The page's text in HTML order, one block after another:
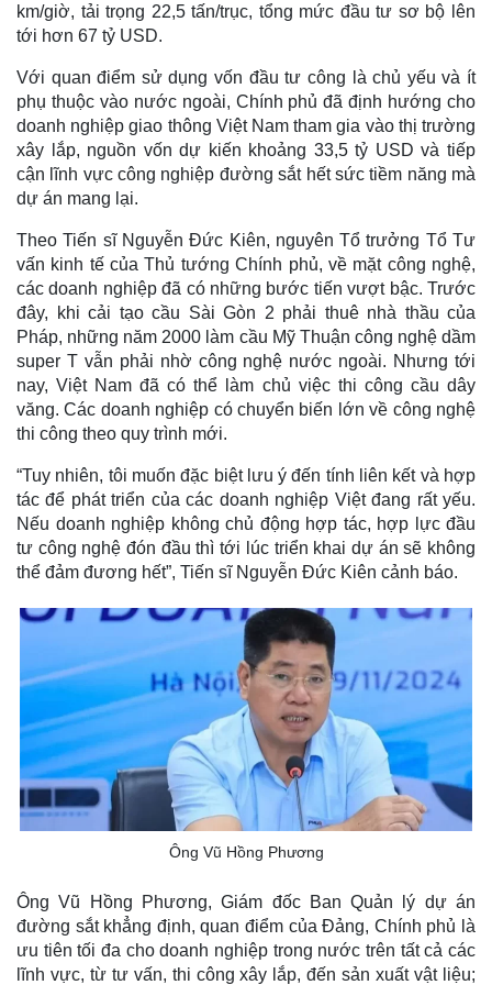
km/giờ, tải trọng 22,5 tấn/trục, tổng mức đầu tư sơ bộ lên
tới hơn 67 tỷ USD.
Với quan điểm sử dụng vốn đầu tư công là chủ yếu và ít
phụ thuộc vào nước ngoài, Chính phủ đã định hướng cho
doanh nghiệp giao thông Việt Nam tham gia vào thị trường
xây lắp, nguồn vốn dự kiến khoảng 33,5 tỷ USD và tiếp
cận lĩnh vực công nghiệp đường sắt hết sức tiềm năng mà
dự án mang lại.
Theo Tiến sĩ Nguyễn Đức Kiên, nguyên Tổ trưởng Tổ Tư
vấn kinh tế của Thủ tướng Chính phủ, về mặt công nghệ,
các doanh nghiệp đã có những bước tiến vượt bậc. Trước
đây, khi cải tạo cầu Sài Gòn 2 phải thuê nhà thầu của
Pháp, những năm 2000 làm cầu Mỹ Thuận công nghệ dầm
super T vẫn phải nhờ công nghệ nước ngoài. Nhưng tới
nay, Việt Nam đã có thể làm chủ việc thi công cầu dây
văng. Các doanh nghiệp có chuyển biến lớn về công nghệ
thi công theo quy trình mới.
“Tuy nhiên, tôi muốn đặc biệt lưu ý đến tính liên kết và hợp
tác để phát triển của các doanh nghiệp Việt đang rất yếu.
Nếu doanh nghiệp không chủ động hợp tác, hợp lực đầu
tư công nghệ đón đầu thì tới lúc triển khai dự án sẽ không
thể đảm đương hết”, Tiến sĩ Nguyễn Đức Kiên cảnh báo.
Ông Vũ Hồng Phương
Ông Vũ Hồng Phương, Giám đốc Ban Quản lý dự án
đường sắt khẳng định, quan điểm của Đảng, Chính phủ là
ưu tiên tối đa cho doanh nghiệp trong nước trên tất cả các
lĩnh vực, từ tư vấn, thi công xây lắp, đến sản xuất vật liệu;